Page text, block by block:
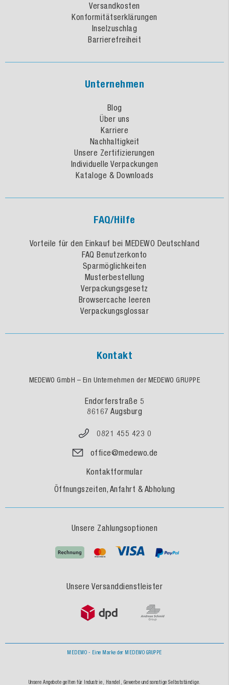
Versandkosten
Konformitätserklärungen
Inselzuschlag
Barrierefreiheit
Unternehmen
Blog
Über uns
Karriere
Nachhaltigkeit
Unsere Zertifizierungen
Individuelle Verpackungen
Kataloge & Downloads
FAQ/Hilfe
Vorteile für den Einkauf bei MEDEWO Deutschland
FAQ Benutzerkonto
Sparmöglichkeiten
Musterbestellung
Verpackungsgesetz
Browsercache leeren
Verpackungsglossar
Kontakt
MEDEWO GmbH – Ein Unternehmen der MEDEWO GRUPPE
Endorferstraße 5
86167 Augsburg
0821 455 423 0
office@medewo.de
Kontaktformular
Öffnungszeiten, Anfahrt & Abholung
Unsere Zahlungsoptionen
Unsere Versanddienstleister
MEDEWO - Eine Marke der MEDEWO GRUPPE
Unsere Angebote gelten für Industrie, Handel, Gewerbe und sonstige Selbstständige.